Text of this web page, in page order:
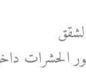
الحشرات